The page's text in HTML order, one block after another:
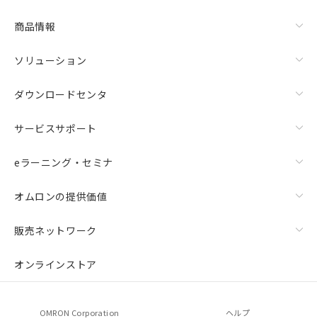
商品情報
ソリューション
ダウンロードセンタ
サービスサポート
eラーニング・セミナ
オムロンの提供価値
販売ネットワーク
オンラインストア
OMRON Corporation ヘルプ